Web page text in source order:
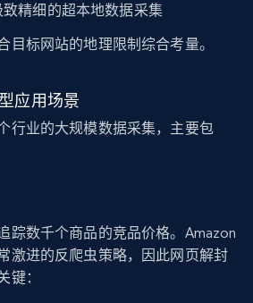
致精细的超本地数据采集
目标网站的地理限制综合考量。
应用场景
行业的大规模数据采集，主要包
踪数千个商品的竞品价格。Amazon
激进的反爬虫策略，因此网页解封
键：